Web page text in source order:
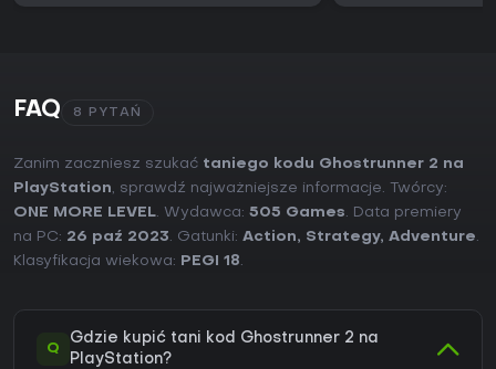
FAQ 8 PYTAŃ
Zanim zaczniesz szukać taniego kodu Ghostrunner 2 na
PlayStation, sprawdź najważniejsze informacje. Twórcy:
ONE MORE LEVEL. Wydawca: 505 Games. Data premiery
na PC: 26 paź 2023. Gatunki: Action, Strategy, Adventure.
Klasyfikacja wiekowa:
PEGI 18.
Q
Gdzie kupić tani kod Ghostrunner 2 na
PlayStation?